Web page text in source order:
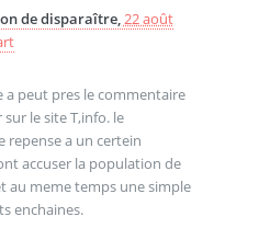
de disparaître,22 août
a peut pres le commentaire
le site T,info. le
repense a un certein
accuser la population de
au meme temps une simple
enchaines.